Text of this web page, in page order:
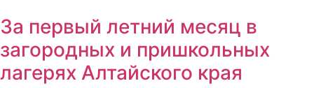
За первый летний месяц в
загородных и пришкольных
лагерях Алтайского края